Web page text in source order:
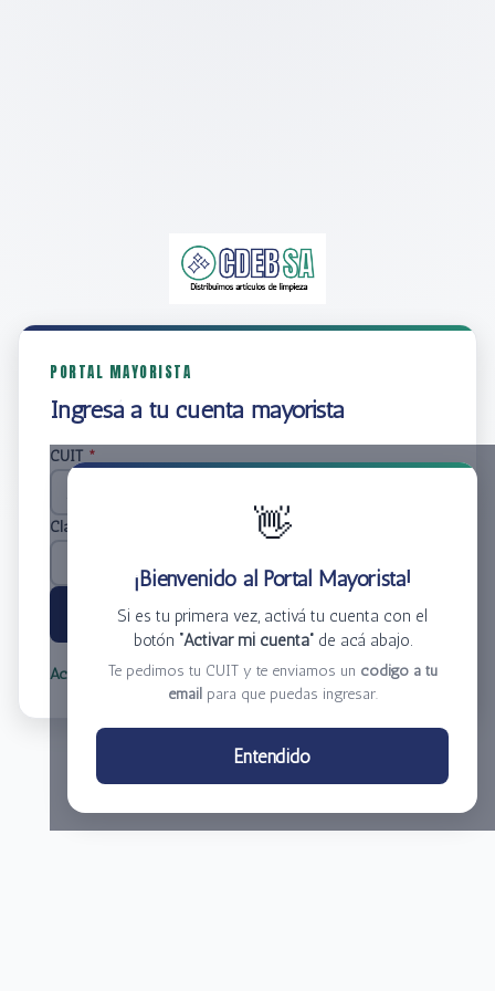
PORTAL MAYORISTA
Ingresá a tu cuenta mayorista
👋
¡Bienvenido al Portal Mayorista!
Si es tu primera vez, activá tu cuenta con el
botón “Activar mi cuenta”de acá abajo.
Te pedimos tu CUIT y te enviamos un código a tu
email para que puedas ingresar.
Entendido
CUIT *
Clave
Ingresar
Activar mi cuenta Olvidé mi clave
Centro de Distribución El Bacha S.A.